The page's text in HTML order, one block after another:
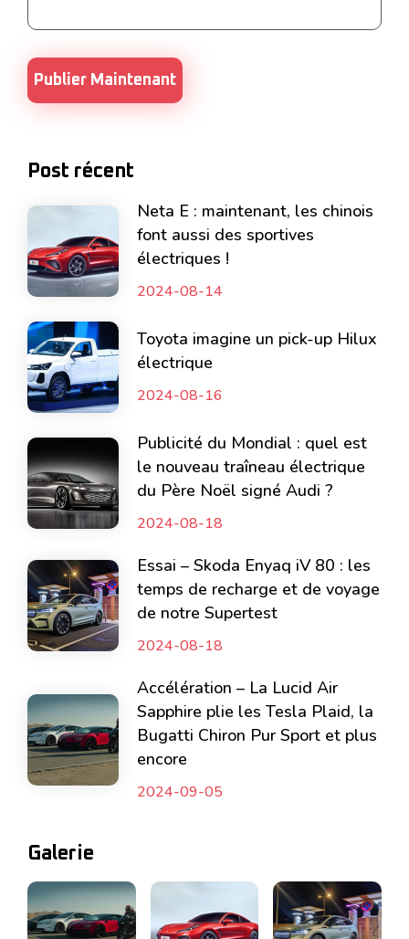
Post récent
Neta E : maintenant, les chinois
font aussi des sportives
électriques !
2024-08-14
Toyota imagine un pick-up Hilux
électrique
2024-08-16
Publicité du Mondial : quel est
le nouveau traîneau électrique
du Père Noël signé Audi ?
2024-08-18
Essai – Skoda Enyaq iV 80 : les
temps de recharge et de voyage
de notre Supertest
2024-08-18
Accélération – La Lucid Air
Sapphire plie les Tesla Plaid, la
Bugatti Chiron Pur Sport et plus
encore
2024-09-05
Galerie